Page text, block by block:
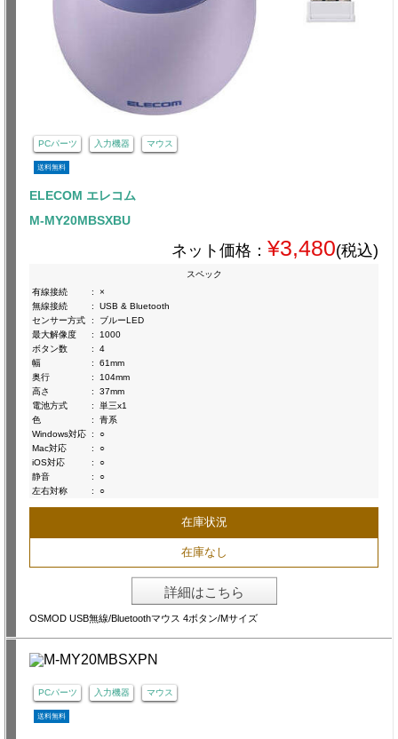
PCパーツ 入力機器 マウス
送料無料
ELECOM エレコム
M-MY20MBSXBU
ネット価格： ¥3,480(税込)
スペック
有線接続
:
×
無線接続
:
USB & Bluetooth
センサー方式
:
ブルーLED
最大解像度
:
1000
ボタン数
:
4
幅
:
61mm
奥行
:
104mm
高さ
:
37mm
電池方式
:
単三x1
色
:
青系
Windows対応 :
○
Mac対応
:
○
iOS対応
:
○
静音
:
○
左右対称
: ○
在庫状況
在庫なし
詳細はこちら
OSMOD USB無線/Bluetoothマウス 4ボタン/Mサイズ
PCパーツ 入力機器 マウス
送料無料